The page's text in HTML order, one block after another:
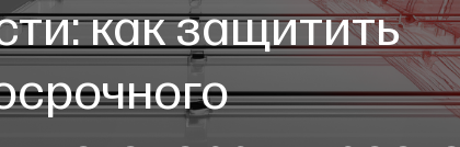
как защитить